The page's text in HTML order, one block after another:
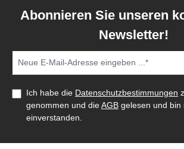
Abonnieren Sie unseren
Newsletter!
Ich habe die Datenschutzbestimmungen
genommen und dieAGB gelesen und bin
einverstanden.